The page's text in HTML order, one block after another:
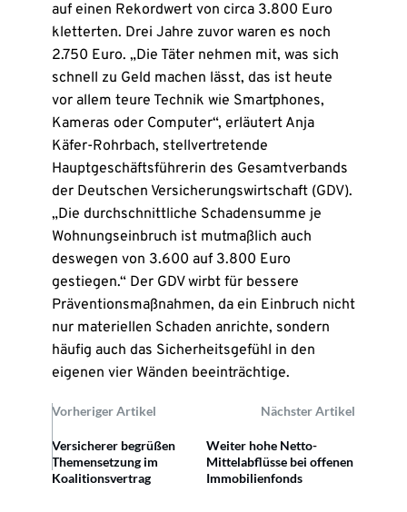
auf einen Rekordwert von circa 3.800 Euro
kletterten. Drei Jahre zuvor waren es noch
2.750 Euro. „Die Täter nehmen mit, was sich
schnell zu Geld machen lässt, das ist heute
vor allem teure Technik wie Smartphones,
Kameras oder Computer“, erläutert Anja
Käfer-Rohrbach, stellvertretende
Hauptgeschäftsführerin des Gesamtverbands
der Deutschen Versicherungswirtschaft (GDV).
„Die durchschnittliche Schadensumme je
Wohnungseinbruch ist mutmaßlich auch
deswegen von 3.600 auf 3.800 Euro
gestiegen.“ Der GDV wirbt für bessere
Präventionsmaßnahmen, da ein Einbruch nicht
nur materiellen Schaden anrichte, sondern
häufig auch das Sicherheitsgefühl in den
eigenen vier Wänden beeinträchtige.
Vorheriger Artikel Nächster Artikel
Versicherer begrüßen
Themensetzung im
Koalitionsvertrag
Weiter hohe Netto-
Mittelabflüsse bei offenen
Immobilienfonds